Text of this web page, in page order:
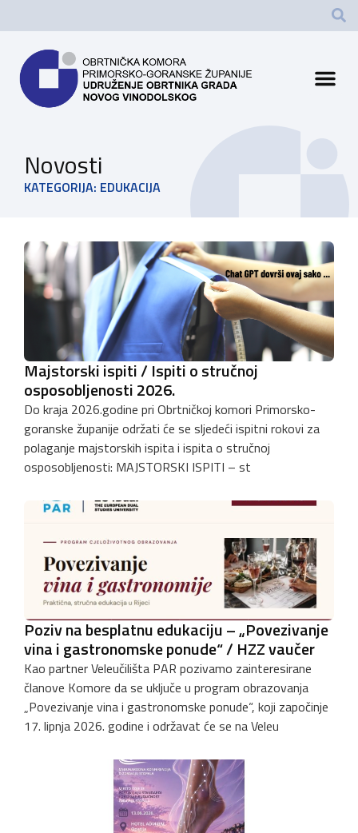
Novosti
KATEGORIJA: EDUKACIJA
Majstorski ispiti / Ispiti o stručnoj
osposobljenosti 2026.
Do kraja 2026.godine pri Obrtničkoj komori Primorsko-
goranske županije održati će se sljedeći ispitni rokovi za
polaganje majstorskih ispita i ispita o stručnoj
osposobljenosti: MAJSTORSKI ISPITI – st
Poziv na besplatnu edukaciju – „Povezivanje
vina i gastronomske ponude“ / HZZ vaučer
Kao partner Veleučilišta PAR pozivamo zainteresirane
članove Komore da se uključe u program obrazovanja
„Povezivanje vina i gastronomske ponude“, koji započinje
17. lipnja 2026. godine i održavat će se na Veleu